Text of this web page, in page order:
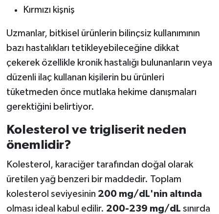
Kırmızı kişniş
Uzmanlar, bitkisel ürünlerin bilinçsiz kullanımının
bazı hastalıkları tetikleyebileceğine dikkat
çekerek özellikle kronik hastalığı bulunanların veya
düzenli ilaç kullanan kişilerin bu ürünleri
tüketmeden önce mutlaka hekime danışmaları
gerektiğini belirtiyor.
Kolesterol ve trigliserit neden
önemlidir?
Kolesterol, karaciğer tarafından doğal olarak
üretilen yağ benzeri bir maddedir. Toplam
kolesterol seviyesinin 200 mg/dL'nin altında
olması ideal kabul edilir. 200-239 mg/dL sınırda